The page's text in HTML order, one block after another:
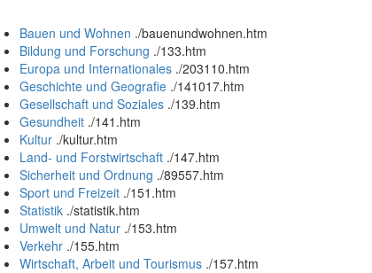
Bauen und Wohnen ./bauenundwohnen.htm
Bildung und Forschung ./133.htm
Europa und Internationales ./203110.htm
Geschichte und Geografie ./141017.htm
Gesellschaft und Soziales ./139.htm
Gesundheit ./141.htm
Kultur ./kultur.htm
Land- und Forstwirtschaft ./147.htm
Sicherheit und Ordnung ./89557.htm
Sport und Freizeit ./151.htm
Statistik ./statistik.htm
Umwelt und Natur ./153.htm
Verkehr ./155.htm
Wirtschaft, Arbeit und Tourismus ./157.htm